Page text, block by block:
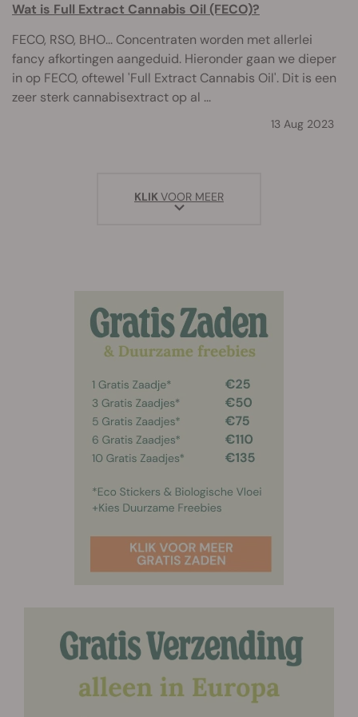
Wat is Full Extract Cannabis Oil (FECO)?
FECO, RSO, BHO... Concentraten worden met allerlei
fancy afkortingen aangeduid. Hieronder gaan we dieper
in op FECO, oftewel 'Full Extract Cannabis Oil'. Dit is een
zeer sterk cannabisextract op al ...
13 Aug 2023
KLIKVOOR MEER